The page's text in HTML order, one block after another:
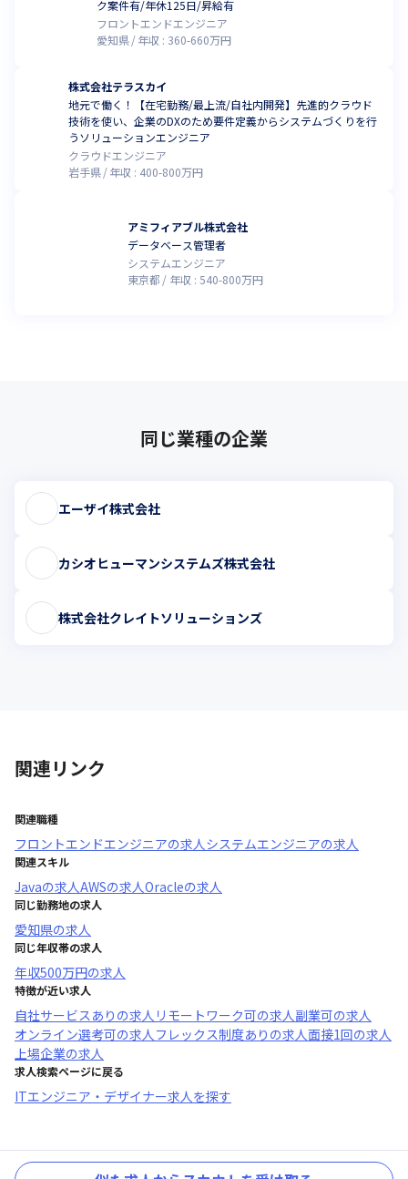
ク案件有/年休125日/昇給有
フロントエンドエンジニア
愛知県
年収 : 360-660万円
株式会社テラスカイ
地元で働く！【在宅勤務/最上流/自社内開発】先進的クラウド
技術を使い、企業のDXのため要件定義からシステムづくりを行
うソリューションエンジニア
クラウドエンジニア
岩手県
年収 : 400-800万円
アミフィアブル株式会社
データベース管理者
システムエンジニア
東京都
年収 : 540-800万円
同じ業種の企業
エーザイ株式会社
カシオヒューマンシステムズ株式会社
株式会社クレイトソリューションズ
関連リンク
関連職種
フロントエンドエンジニアの求人システムエンジニアの求人
関連スキル
Javaの求人AWSの求人Oracleの求人
同じ勤務地の求人
愛知県の求人
同じ年収帯の求人
年収500万円の求人
特徴が近い求人
自社サービスあり の求人 リモートワーク可の求人副業可の求人
オンライン選考可の求人フレックス制度あり の求人面接1回の求人
上場企業の求人
求人検索ページに戻る
ITエンジニア・デザイナー求人を探す